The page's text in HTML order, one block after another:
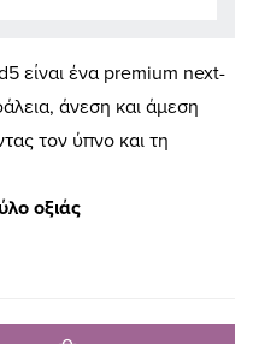
είναι ένα premium next-
άνεση και άμεση
τον ύπνο και τη
οξιάς